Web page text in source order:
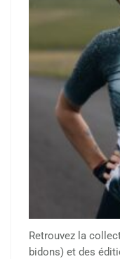
Retrouvez la
bidons) et des